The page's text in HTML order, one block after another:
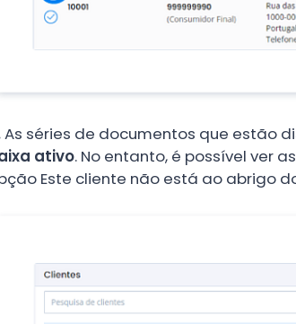
As séries de documentos que estão
ativo. No entanto, é possível ver
Este cliente não está ao abrigo